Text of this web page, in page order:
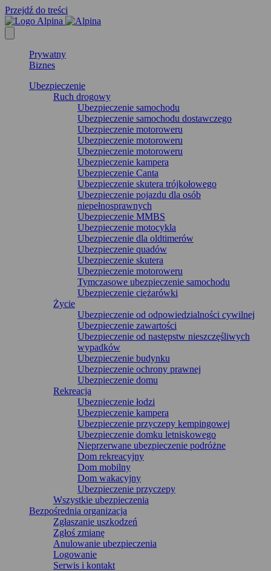
Przejdź do treści
Prywatny
Biznes
Ubezpieczenie
Ruch drogowy
Ubezpieczenie samochodu
Ubezpieczenie samochodu dostawczego
Ubezpieczenie motoroweru
Ubezpieczenie motoroweru
Ubezpieczenie motoroweru
Ubezpieczenie kampera
Ubezpieczenie Canta
Ubezpieczenie skutera trójkołowego
Ubezpieczenie pojazdu dla osób
niepełnosprawnych
Ubezpieczenie MMBS
Ubezpieczenie motocykla
Ubezpieczenie dla oldtimerów
Ubezpieczenie quadów
Ubezpieczenie skutera
Ubezpieczenie motoroweru
Tymczasowe ubezpieczenie samochodu
Ubezpieczenie ciężarówki
Życie
Ubezpieczenie od odpowiedzialności cywilnej
Ubezpieczenie zawartości
Ubezpieczenie od następstw nieszczęśliwych
wypadków
Ubezpieczenie budynku
Ubezpieczenie ochrony prawnej
Ubezpieczenie domu
Rekreacja
Ubezpieczenie łodzi
Ubezpieczenie kampera
Ubezpieczenie przyczepy kempingowej
Ubezpieczenie domku letniskowego
Nieprzerwane ubezpieczenie podróżne
Dom rekreacyjny
Dom mobilny
Dom wakacyjny
Ubezpieczenie przyczepy
Wszystkie ubezpieczenia
Bezpośrednia organizacja
Zgłaszanie uszkodzeń
Zgłoś zmianę
Anulowanie ubezpieczenia
Logowanie
Serwis i kontakt